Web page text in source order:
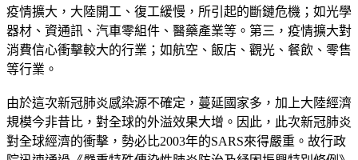
疫情擴大，大陸開工、復工緩慢，所引起的斷鏈危機；如光學
器材、資通訊、汽車零組件、醫藥產業等。第三，疫情擴大對
消費信心衝擊較大的行業；如航空、飯店、觀光、餐飲、零售
等行業。
由於這次新冠肺炎感染源不確定，蔓延國家多，加上大陸經濟
規模今非昔比，對全球的外溢效果大增。因此，此次新冠肺炎
對全球經濟的衝擊，勢必比2003年的SARS來得嚴重。故行政